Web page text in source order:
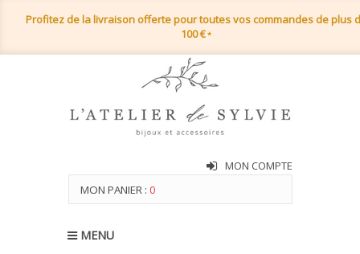
Profitez de la livraison offerte pour toutes vos commandes de plus
100 €*
MON COMPTE
MON PANIER : 0
MENU